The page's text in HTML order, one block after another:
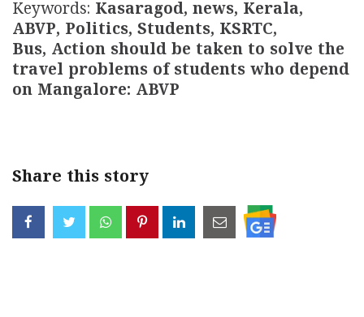
Keywords: Kasaragod, news, Kerala,
ABVP, Politics, Students, KSRTC,
Bus, Action should be taken to solve the
travel problems of students who depend
on Mangalore: ABVP
Share this story